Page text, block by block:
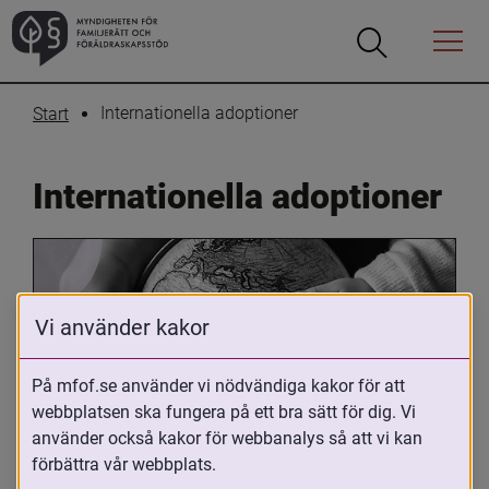
Öppna
Öppna
Menyn
Start Internationella adoptioner
Internationella adoptioner
Oavsett om du är adopterad,
adoptivförälder eller arbetar med
Vi använder kakor
På mfof.se använder vi nödvändiga kakor för att
webbplatsen ska fungera på ett bra sätt för dig. Vi
använder också kakor för webbanalys så att vi kan
förbättra vår webbplats.